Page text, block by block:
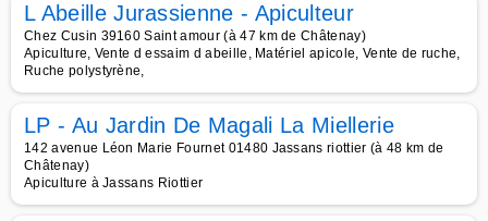
L Abeille Jurassienne - Apiculteur
Chez Cusin 39160 Saint amour (à 47 km de Châtenay)
Apiculture, Vente d essaim d abeille, Matériel apicole, Vente de ruche,
Ruche polystyrène,
LP - Au Jardin De Magali La Miellerie
142 avenue Léon Marie Fournet 01480 Jassans riottier (à 48 km de
Châtenay)
Apiculture à Jassans Riottier